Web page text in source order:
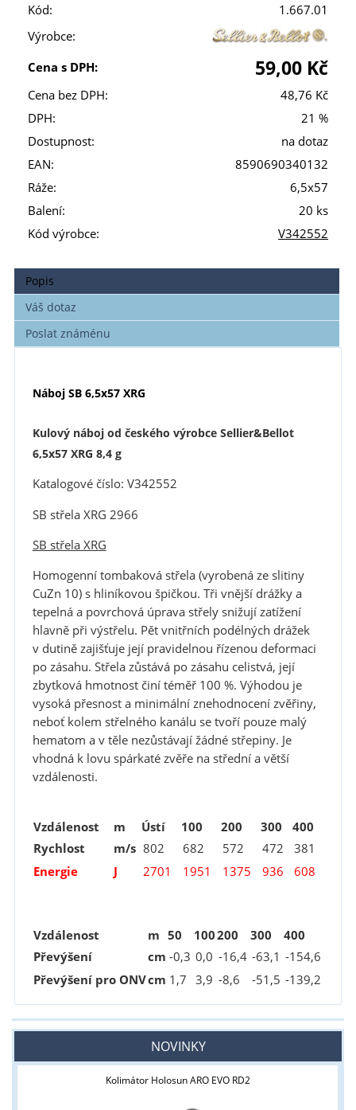
Kód:
1.667.01
Výrobce:
Cena s DPH:
59,00 Kč
Cena bez DPH:
48,76 Kč
DPH:
21 %
Dostupnost:
na dotaz
EAN:
8590690340132
Ráže:
6,5x57
Balení:
20 ks
Kód výrobce:
V342552
Popis
Váš dotaz
Poslat známénu
Náboj SB 6,5x57 XRG
Kulový náboj od českého výrobce Sellier&Bellot
6,5x57 XRG 8,4 g
Katalogové číslo: V342552
SB střela XRG 2966
SB střela XRG
Homogenní tombaková střela (vyrobená ze slitiny
CuZn 10) s hliníkovou špičkou. Tři vnější drážky a
tepelná a povrchová úprava střely snižují zatížení
hlavně při výstřelu. Pět vnitřních podélných drážek
v dutině zajišťuje její pravidelnou řízenou deformaci
po zásahu. Střela zůstává po zásahu celistvá, její
zbytková hmotnost činí téměř 100 %. Výhodou je
vysoká přesnost a minimální znehodnocení zvěřiny,
neboť kolem střelného kanálu se tvoří pouze malý
hematom a v těle nezůstávají žádné střepiny. Je
vhodná k lovu spárkaté zvěře na střední a větší
vzdálenosti.
Vzdálenost m Ústí 100 200 300
400
Rychlost
m/s 802 682 572 472
381
Energie
J 2701 1951 1375 936 608
Vzdálenost m 50 100200 300
400
Převýšení
cm -0,3 0,0 -16,4 -63,1 -154,6
Převýšení pro ONVcm 1,7 3,9 -8,6 -51,5 -139,2
NOVINKY
Kolimátor Holosun ARO EVO RD2